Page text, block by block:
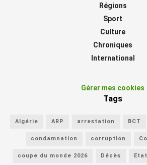
Régions
Sport
Culture
Chroniques
International
Gérer mes cookies
Tags
Algérie ARP arrestation BCT
condamnation corruption
coupe du monde 2026 Décès